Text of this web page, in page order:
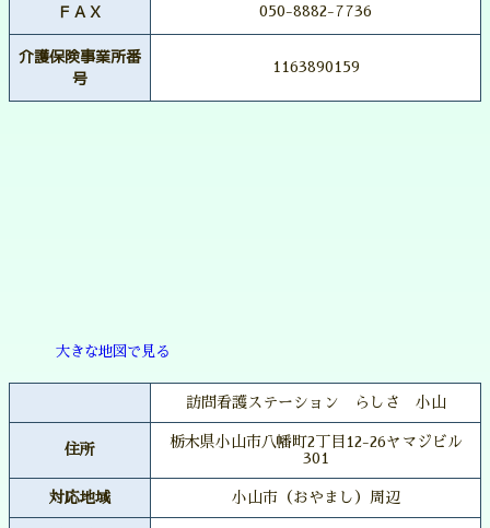
ＦＡＸ 050-8882-7736
介護保険事業所番
号
1163890159
大きな地図で見る
訪問看護ステーション らしさ 小山
住所
栃木県小山市八幡町2丁目12-26ヤマジビル
301
対応地域 小山市（おやまし）周辺